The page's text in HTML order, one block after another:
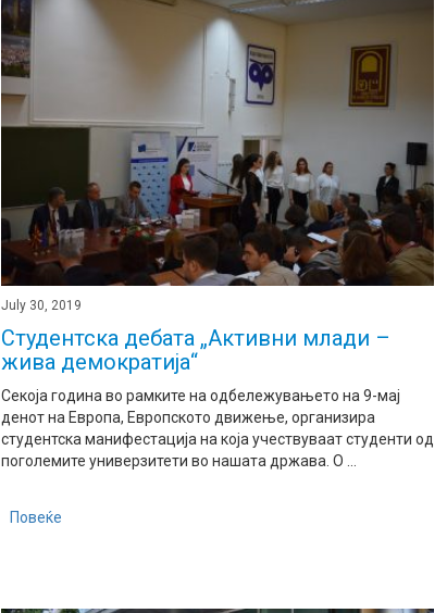
July 30, 2019
Студентска дебата „Активни млади –
жива демократија“
Секоја година во рамките на одбележувањето на 9-мај
денот на Европа, Европското движење, организира
студентска манифестација на која учествуваат студенти од
поголемите универзитети во нашата држава. О ...
Повеќе